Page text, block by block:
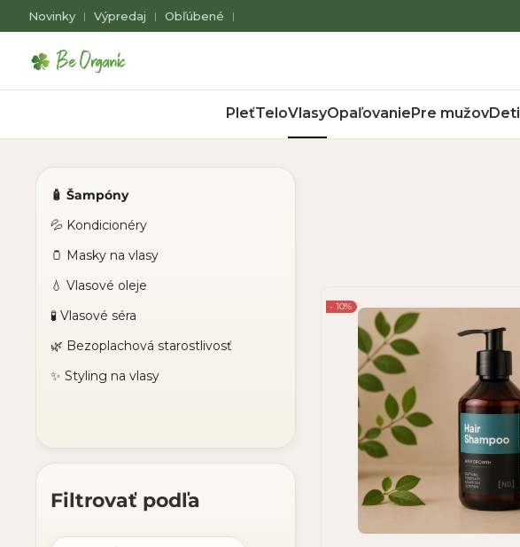
Novinky | Výpredaj | Obľúbené |
PleťTeloVlasyOpaľovaniePre mužovDeti
🧴 Šampóny
💦 Kondicionéry
🫙 Masky na vlasy
💧 Vlasové oleje
🧪 Vlasové séra
🌿 Bezoplachová starostlivosť
✨ Styling na vlasy
Filtrovať podľa
- 10%